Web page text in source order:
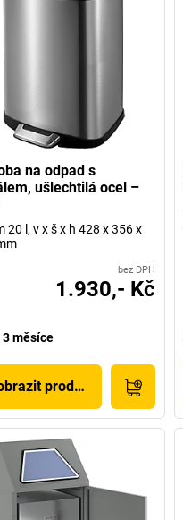
na odpad s
ušlechtilá ocel –
20 l, v x š x h 428 x 356 x
bez DPH
1.930,- Kč
3 měsíce
produkt